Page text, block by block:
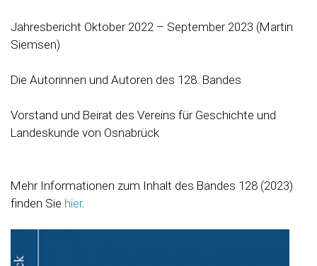
Jahresbericht Oktober 2022 – September 2023 (Martin
Siemsen)
Die Autorinnen und Autoren des 128. Bandes
Vorstand und Beirat des Vereins für Geschichte und
Landeskunde von Osnabrück
Mehr Informationen zum Inhalt des Bandes 128 (2023)
finden Sie hier.